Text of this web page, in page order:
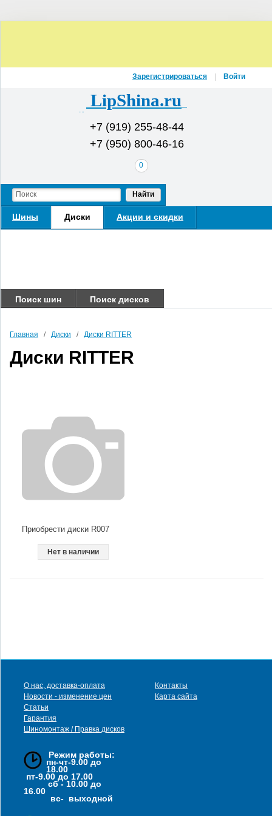
LipShina.ru
Интернет-магазин шин и дисков
+7 (919) 255-48-44
+7 (950) 800-46-16
В
вашей
корзине
0
Шины Диски Акции и скидки
Найти
Зарегистрироваться Войти
Поиск шин Поиск дисков
Главная / Диски / Диски RITTER
Диски RITTER
Приобрести диски R007
Нет в наличии
О нас, доставка-оплата
Новости - изменение цен
Статьи
Гарантия
Шиномонтаж / Правка дисков
Контакты
Карта сайта
Режим работы:
пн-чт-9.00 до
18.00
пт-9.00 до 17.00
сб - 10.00 до
16.00
вс- выходной